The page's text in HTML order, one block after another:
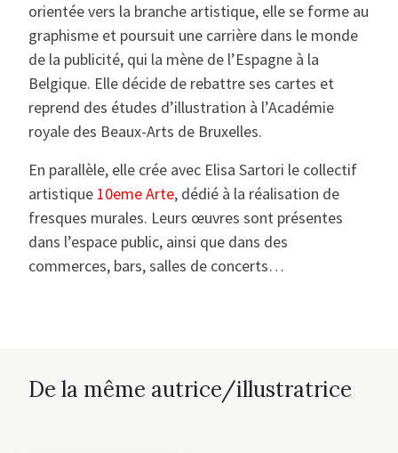
orientée vers la branche artistique, elle se forme au
graphisme et poursuit une carrière dans le monde
de la publicité, qui la mène de l’Espagne à la
Belgique. Elle décide de rebattre ses cartes et
reprend des études d’illustration à l’Académie
royale des Beaux-Arts de Bruxelles.
En parallèle, elle crée avec Elisa Sartori le collectif
artistique 10eme Arte, dédié à la réalisation de
fresques murales. Leurs œuvres sont présentes
dans l’espace public, ainsi que dans des
commerces, bars, salles de concerts…
De la même autrice/illustratrice